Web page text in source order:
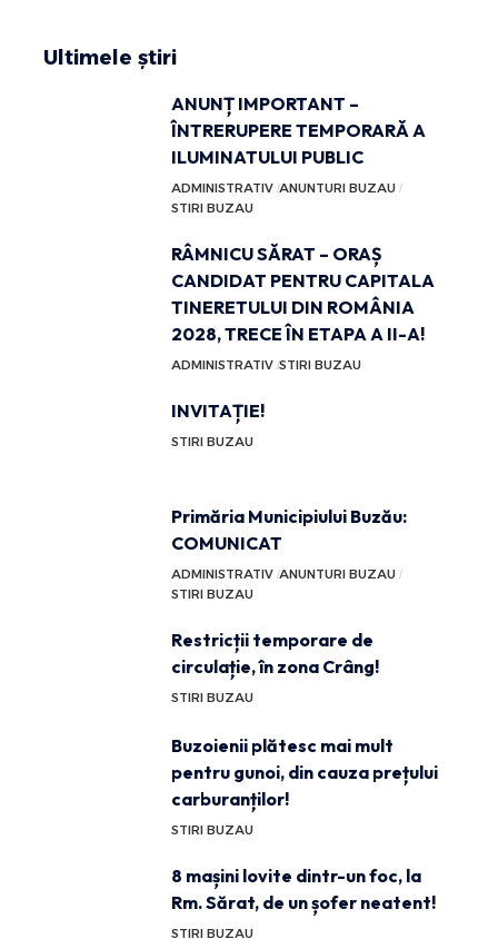
Ultimele știri
ANUNȚ IMPORTANT –
ÎNTRERUPERE TEMPORARĂ A
ILUMINATULUI PUBLIC
ADMINISTRATIV ANUNTURI BUZAU
STIRI BUZAU
RÂMNICU SĂRAT – ORAȘ
CANDIDAT PENTRU CAPITALA
TINERETULUI DIN ROMÂNIA
2028, TRECE ÎN ETAPA A II-A!
ADMINISTRATIV STIRI BUZAU
INVITAȚIE!
STIRI BUZAU
Primăria Municipiului Buzău:
COMUNICAT
ADMINISTRATIV ANUNTURI BUZAU
STIRI BUZAU
Restricții temporare de
circulație, în zona Crâng!
STIRI BUZAU
Buzoienii plătesc mai mult
pentru gunoi, din cauza prețului
carburanților!
STIRI BUZAU
8 mașini lovite dintr-un foc, la
Rm. Sărat, de un șofer neatent!
STIRI BUZAU